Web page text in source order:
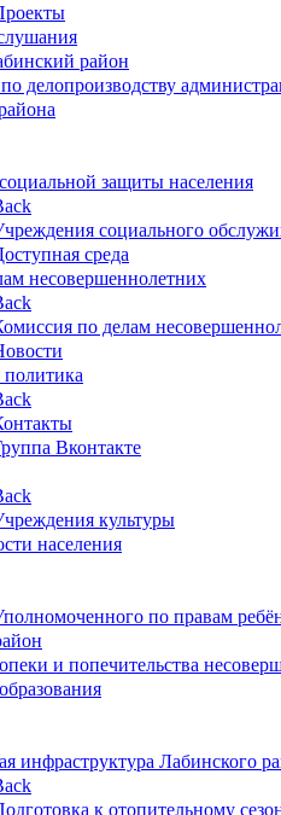
район
делопроизводству
защиты населения
социального
среда
несовершеннолетних
по делам
Вконтакте
культуры
населения
по правам
и попечительства
инфраструктура Лабинского
к отопительному